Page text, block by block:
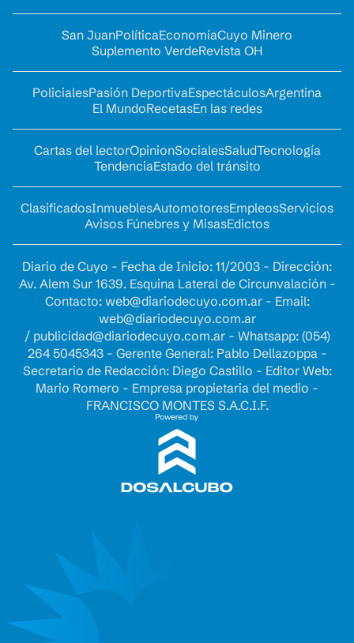
San JuanPolíticaEconomíaCuyo Minero
Suplemento VerdeRevista OH
PolicialesPasión DeportivaEspectáculosArgentina
El MundoRecetasEn las redes
Cartas del lectorOpinionSocialesSaludTecnología
TendenciaEstado del tránsito
ClasificadosInmueblesAutomotoresEmpleosServicios
Avisos Fúnebres y MisasEdictos
Diario de Cuyo - Fecha de Inicio: 11/2003 - Dirección:
Av. Alem Sur 1639. Esquina Lateral de Circunvalación -
Contacto: web@diariodecuyo.com.ar- Email:
web@diariodecuyo.com.ar
/ publicidad@diariodecuyo.com.ar- Whatsapp: (054)
264 5045343 - Gerente General: Pablo Dellazoppa -
Secretario de Redacción: Diego Castillo - Editor Web:
Mario Romero - Empresa propietaria del medio -
FRANCISCO MONTES S.A.C.I.F.